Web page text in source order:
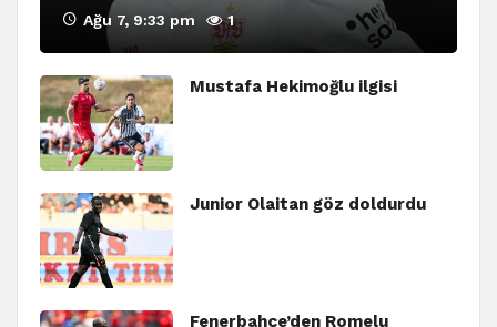
Ağu 7, 9:33 pm 1
Mustafa Hekimoğlu ilgisi
Junior Olaitan göz doldurdu
Fenerbahçe’den Romelu